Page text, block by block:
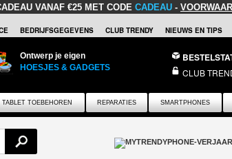
VANAF €25 MET CODE CADEAU -
BEDRIJFSGEGEVENS CLUB TRENDY NIEUWS EN TIPS
Ontwerp je eigen
HOESJES & GADGETS
CLUB
TABLET TOEBEHOREN REPARATIES SMARTPHONES